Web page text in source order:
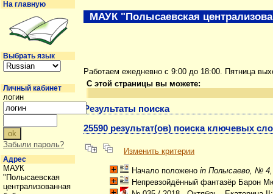
Работаем ежедневно с 9:00 до 18:00. Пятница
С этой страницы вы можете:
Результаты поиска
25590 результат(ов) поиска ключевых
Изменить критерии
Начало положено in Полысаево, № 4,
Непревзойдённый фантазёр Барон
МАУК "Полысаевская
На главную
Выбрать язык
Личный кабинет
логин
Забыли пароль?
Адрес
МАУК
"Полысаевская
централизованная